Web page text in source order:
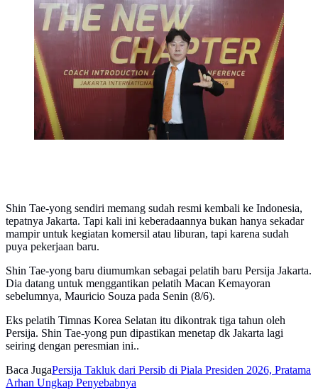
Shin Tae-yong saat diperkenalkan sebagai pelatih
kepala Persija yang baru di Jakarta International
Stadium, Senin (8/6/2026) siang WIB. (Bola.com/M
Iqbal Ichsan)
Shin Tae-yong sendiri memang sudah resmi kembali ke Indonesia,
tepatnya Jakarta. Tapi kali ini keberadaannya bukan hanya sekadar
mampir untuk kegiatan komersil atau liburan, tapi karena sudah
puya pekerjaan baru.
Shin Tae-yong baru diumumkan sebagai pelatih baru Persija Jakarta.
Dia datang untuk menggantikan pelatih Macan Kemayoran
sebelumnya, Mauricio Souza pada Senin (8/6).
Eks pelatih Timnas Korea Selatan itu dikontrak tiga tahun oleh
Persija. Shin Tae-yong pun dipastikan menetap dk Jakarta lagi
seiring dengan peresmian ini..
Baca JugaPersija Takluk dari Persib di Piala Presiden 2026, Pratama
Arhan Ungkap Penyebabnya